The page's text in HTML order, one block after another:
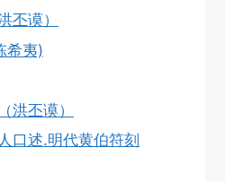
丕谟）
希夷)
洪丕谟）
口述.明代黄伯符刻